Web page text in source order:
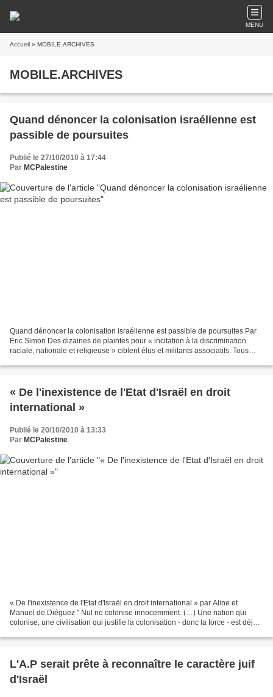
MENU
Accueil » MOBILE.ARCHIVES
MOBILE.ARCHIVES
Quand dénoncer la colonisation israélienne est
passible de poursuites
Publié le 27/10/2010 à 17:44
Par MCPalestine
Quand dénoncer la colonisation israélienne est passible de poursuites Par
Eric Simon Des dizaines de plaintes pour « incitation à la discrimination
raciale, nationale et religieuse » ciblent élus et militants associatifs. Tous
« De l'inexistence de l'Etat d'Israël en droit
international »
Publié le 20/10/2010 à 13:33
Par MCPalestine
« De l'inexistence de l'Etat d'Israël en droit international » par Aline et
Manuel de Diéguez " Nul ne colonise innocemment. (…) Une nation qui
colonise, une civilisation qui justifie la colonisation - donc la force - est déjà
L'A.P serait prête à reconnaître le caractère juif
d'Israël